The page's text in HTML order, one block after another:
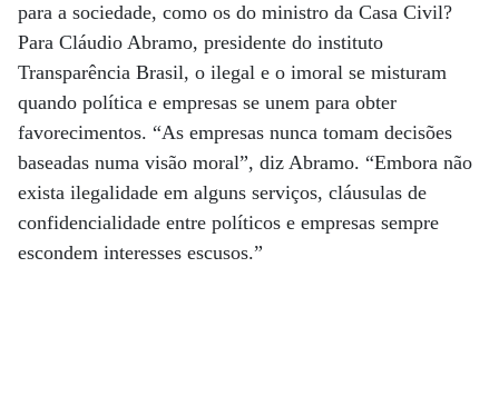
para a sociedade, como os do ministro da Casa Civil?
Para Cláudio Abramo, presidente do instituto
Transparência Brasil, o ilegal e o imoral se misturam
quando política e empresas se unem para obter
favorecimentos. “As empresas nunca tomam decisões
baseadas numa visão moral”, diz Abramo. “Embora não
exista ilegalidade em alguns serviços, cláusulas de
confidencialidade entre políticos e empresas sempre
escondem interesses escusos.”